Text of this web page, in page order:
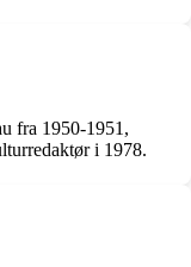
fra 1950-1951,
i 1978.